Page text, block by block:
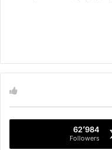
62٬984
Followers